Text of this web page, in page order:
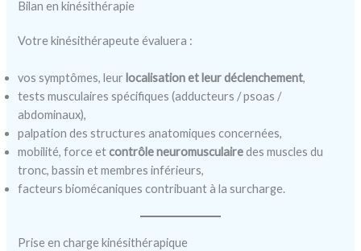
Bilan en kinésithérapie
Votre kinésithérapeute évaluera :
vos symptômes, leur localisation et leur déclenchement,
tests musculaires spécifiques (adducteurs / psoas /
abdominaux),
palpation des structures anatomiques concernées,
mobilité, force etcontrôle neuromusculairedes muscles du
tronc, bassin et membres inférieurs,
facteurs biomécaniques contribuant à la surcharge.
Prise en charge kinésithérapique